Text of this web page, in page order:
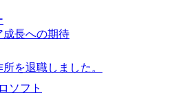
成長への期待
を退職しました。
ソフト